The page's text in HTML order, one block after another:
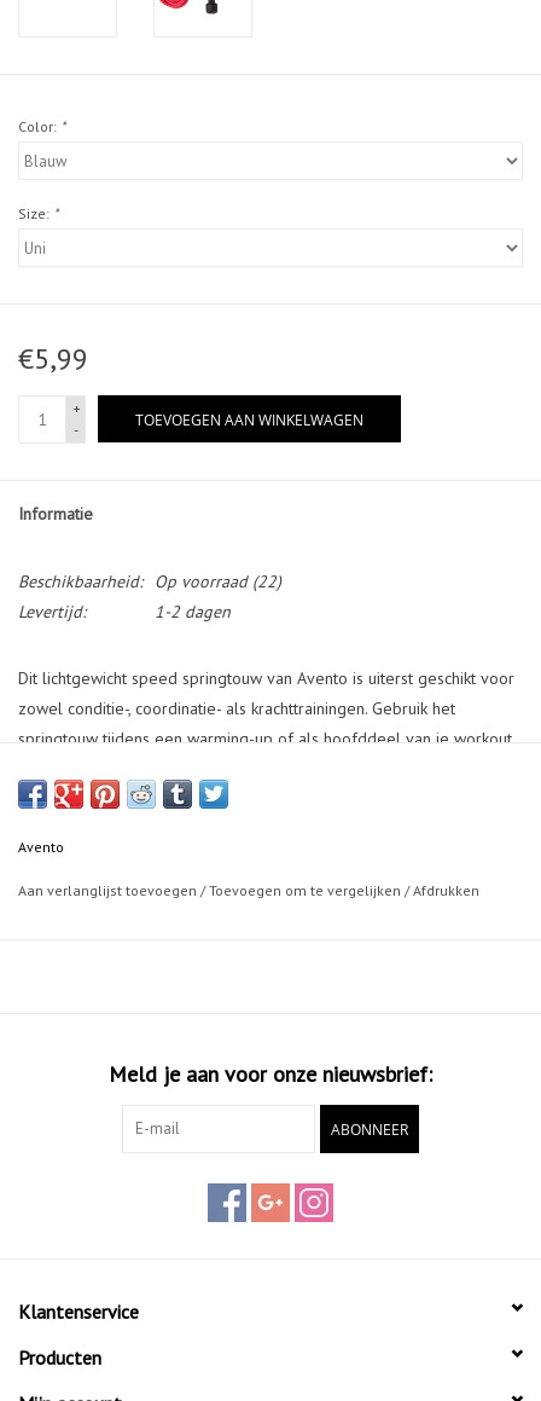
Color: *
Size: *
€5,99
+
-
TOEVOEGEN AAN WINKELWAGEN
Informatie
Beschikbaarheid: Op voorraad(22)
Levertijd:
1-2 dagen
Dit lichtgewicht speed springtouw van Avento is uiterst geschikt voor
zowel conditie-, coordinatie- als krachttrainingen. Gebruik het
springtouw tijdens een warming-up of als hoofddeel van je workout.
van gewicht. De lengte van het springtouw is eenvoudig aan te
Avento
Aan verlanglijst toevoegen /Toevoegen om te vergelijken /Afdrukken
Meld je aan voor onze nieuwsbrief:
ABONNEER
Klantenservice
Producten